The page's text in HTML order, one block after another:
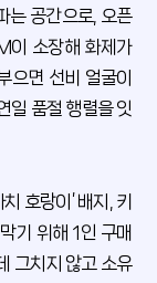
는 공간으로, 오픈
이 소장해 화제가
으면 선비 얼굴이
일 품절 행렬을 잇
호랑이’ 배지, 키
기 위해 1인 구매
그치지 않고 소유